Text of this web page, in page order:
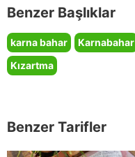
Benzer Başlıklar
karna bahar Karnabahar
Kızartma
Benzer Tarifler